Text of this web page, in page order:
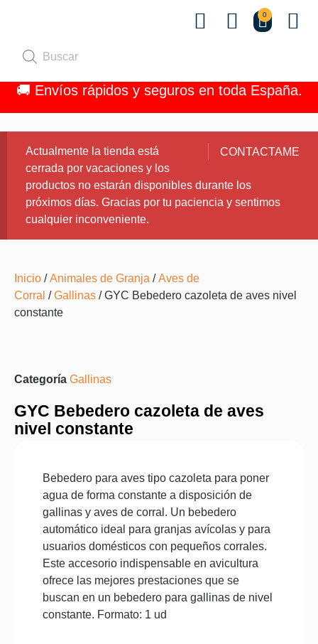
0
🚚 Envíos rápidos y seguros en toda España.
CONTACTAME
Actualmente la tienda está
cerrada por vacaciones y los
productos no estarán disponibles durante los
próximos días. Gracias por tu paciencia y sentimos
cualquier inconveniente.
Inicio /Animales de Granja /Aves de
Corral /Gallinas / GYC Bebedero cazoleta de aves nivel
constante
Categoría Gallinas
GYC Bebedero cazoleta de aves
nivel constante
Bebedero para aves tipo cazoleta para poner
agua de forma constante a disposición de
gallinas y aves de corral. Un bebedero
automático ideal para granjas avícolas y para
usuarios domésticos con pequeños corrales.
Este accesorio indispensable en avicultura
ofrece las mejores prestaciones que se
buscan en un bebedero para gallinas de nivel
constante. Formato: 1 ud